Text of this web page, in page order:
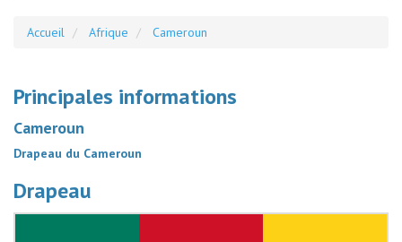
Accueil Afrique Cameroun
Principales informations
Cameroun
Drapeau du Cameroun
Drapeau